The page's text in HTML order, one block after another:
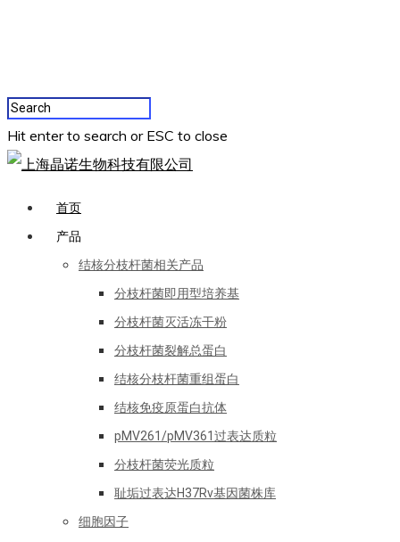
Hit enter to search or ESC to close
首页
产品
结核分枝杆菌相关产品
分枝杆菌即用型培养基
分枝杆菌灭活冻干粉
分枝杆菌裂解总蛋白
结核分枝杆菌重组蛋白
结核免疫原蛋白抗体
pMV261/pMV361过表达质粒
分枝杆菌荧光质粒
耻垢过表达H37Rv基因菌株库
细胞因子